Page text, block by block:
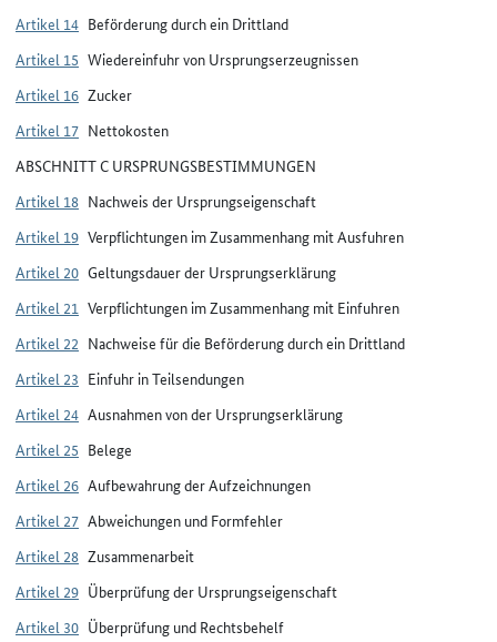
Artikel 14 Beförderung durch ein Drittland
Artikel 15 Wiedereinfuhr von Ursprungserzeugnissen
Artikel 16 Zucker
Artikel 17 Nettokosten
ABSCHNITT C URSPRUNGSBESTIMMUNGEN
Artikel 18 Nachweis der Ursprungseigenschaft
Artikel 19 Verpflichtungen im Zusammenhang mit Ausfuhren
Artikel 20 Geltungsdauer der Ursprungserklärung
Artikel 21 Verpflichtungen im Zusammenhang mit Einfuhren
Artikel 22 Nachweise für die Beförderung durch ein Drittland
Artikel 23 Einfuhr in Teilsendungen
Artikel 24 Ausnahmen von der Ursprungserklärung
Artikel 25 Belege
Artikel 26 Aufbewahrung der Aufzeichnungen
Artikel 27 Abweichungen und Formfehler
Artikel 28 Zusammenarbeit
Artikel 29 Überprüfung der Ursprungseigenschaft
Artikel 30 Überprüfung und Rechtsbehelf